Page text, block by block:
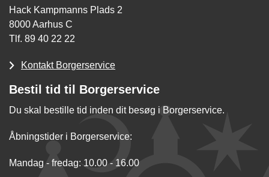
Hack Kampmanns Plads 2
8000 Aarhus C
Tlf. 89 40 22 22
Kontakt Borgerservice
Bestil tid til Borgerservice
Du skal bestille tid inden dit besøg i Borgerservice.
Åbningstider i Borgerservice:
Mandag - fredag: 10.00 - 16.00